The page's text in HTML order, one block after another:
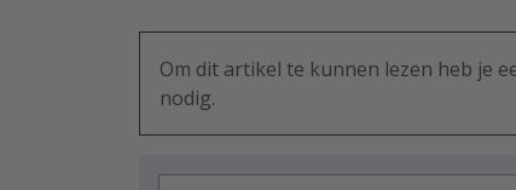
Om dit artikel te kunnen lezen heb je
nodig.